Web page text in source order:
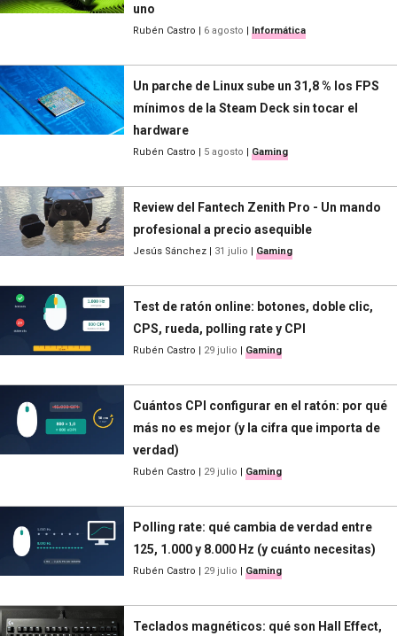
uno
Rubén Castro | 6 agosto | Informática
Un parche de Linux sube un 31,8 % los FPS
mínimos de la Steam Deck sin tocar el
hardware
Rubén Castro | 5 agosto | Gaming
Review del Fantech Zenith Pro - Un mando
profesional a precio asequible
Jesús Sánchez | 31 julio | Gaming
Test de ratón online: botones, doble clic,
CPS, rueda, polling rate y CPI
Rubén Castro | 29 julio | Gaming
Cuántos CPI configurar en el ratón: por qué
más no es mejor (y la cifra que importa de
verdad)
Rubén Castro | 29 julio | Gaming
Polling rate: qué cambia de verdad entre
125, 1.000 y 8.000 Hz (y cuánto necesitas)
Rubén Castro | 29 julio | Gaming
Teclados magnéticos: qué son Hall Effect,